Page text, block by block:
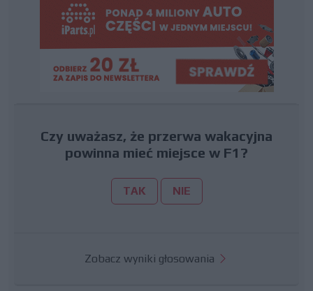
Czy uważasz, że przerwa wakacyjna
powinna mieć miejsce w F1?
TAK NIE
Zobacz wyniki głosowania